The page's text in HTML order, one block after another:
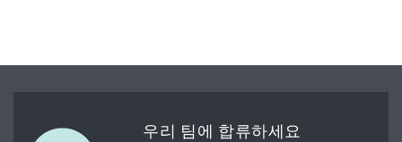
우리 팀에 합류하세요